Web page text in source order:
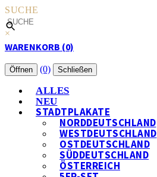
SUCHE
×
WARENKORB (0)
Öffnen (0) Schließen
ALLES
NEU
STADTPLAKATE
NORDDEUTSCHLAND
WESTDEUTSCHLAND
OSTDEUTSCHLAND
SÜDDEUTSCHLAND
ÖSTERREICH